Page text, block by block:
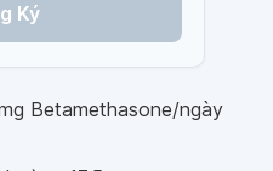
Ký
Betamethasone/ngày